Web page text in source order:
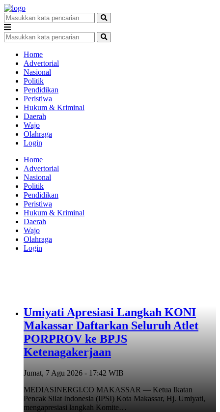
Home
Advertorial
Nasional
Politik
Pendidikan
Peristiwa
Hukum & Kriminal
Daerah
Wajo
Olahraga
Login
Home
Advertorial
Nasional
Politik
Pendidikan
Peristiwa
Hukum & Kriminal
Daerah
Wajo
Olahraga
Login
Umiyati Apresiasi Langkah KONI
Makassar Daftarkan Seluruh Atlet
PORPROV ke BPJS
Ketenagakerjaan
Jumat, 7 Agu 2026 - 17:42 WIB
MEDIASINERGI.CO MAKASSAR — Ketua Ikatan
Pencak Silat Indonesia (IPSI) Kota Makassar, Hj. Umiyati,
mengapresiasi langkah Komite…